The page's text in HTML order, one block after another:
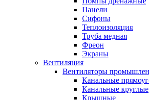
Панели
Сифоны
Теплоизоляция
Труба медная
Фреон
Экраны
Вентиляция
Вентиляторы
Канальные
Канальные круглые
Крышные